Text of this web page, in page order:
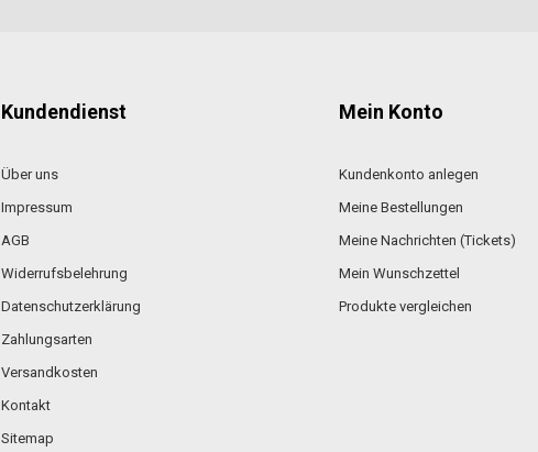
Kundendienst
Über uns
Impressum
AGB
Widerrufsbelehrung
Datenschutzerklärung
Zahlungsarten
Versandkosten
Kontakt
Sitemap
Mein Konto
Kundenkonto anlegen
Meine Bestellungen
Meine Nachrichten (Tickets)
Mein Wunschzettel
Produkte vergleichen